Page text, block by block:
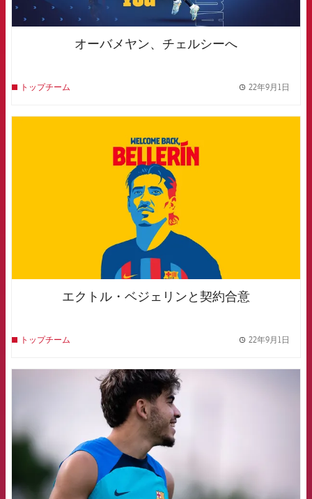
オーバメヤン、チェルシーへ
トップチーム 22年9月1日
エクトル・ベジェリンと契約合意
トップチーム 22年9月1日
FCB Barcelona badge